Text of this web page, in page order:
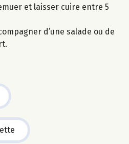
et laisser cuire entre 5
d’une salade ou de